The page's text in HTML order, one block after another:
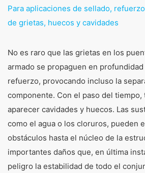
Para aplicaciones de sellado,
de grietas, huecos y cavidades
No es raro que las grietas en los
armado se propaguen en
refuerzo, provocando incluso la
componente. Con el paso del tiempo,
aparecer cavidades y huecos. Las
como el agua o los cloruros, pueden
obstáculos hasta el núcleo de la
importantes daños que, en última
peligro la estabilidad de todo el